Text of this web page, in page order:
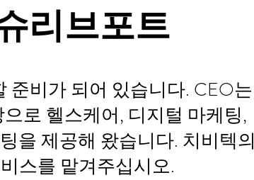
리브포트
비가 되어 있습니다. CEO는
로 헬스케어, 디지털 마케팅,
을 제공해 왔습니다. 치비텍의
스를 맡겨주십시오.